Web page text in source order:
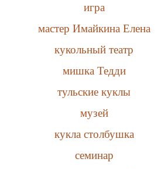
игра
мастер Имайкина Елена
кукольный театр
мишка Тедди
тульские куклы
музей
кукла столбушка
семинар